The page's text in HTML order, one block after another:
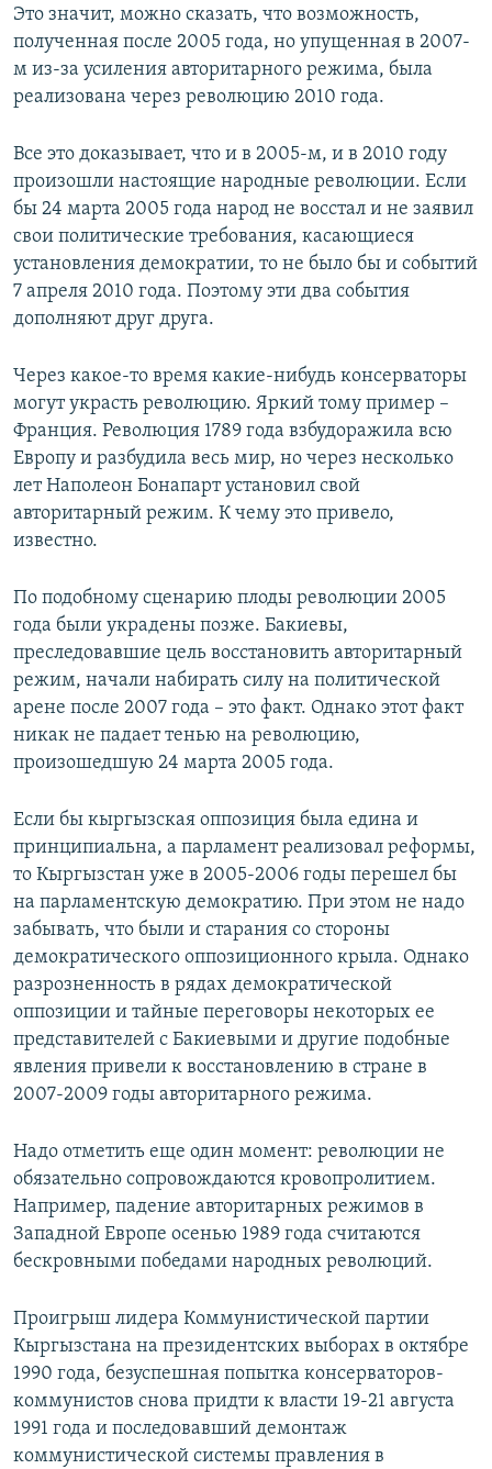
Это значит, можно сказать, что возможность,
полученная после 2005 года, но упущенная в 2007-
м из-за усиления авторитарного режима, была
реализована через революцию 2010 года.
Все это доказывает, что и в 2005-м, и в 2010 году
произошли настоящие народные революции. Если
бы 24 марта 2005 года народ не восстал и не заявил
свои политические требования, касающиеся
установления демократии, то не было бы и событий
7 апреля 2010 года. Поэтому эти два события
дополняют друг друга.
Через какое-то время какие-нибудь консерваторы
могут украсть революцию. Яркий тому пример –
Франция. Революция 1789 года взбудоражила всю
Европу и разбудила весь мир, но через несколько
лет Наполеон Бонапарт установил свой
авторитарный режим. К чему это привело,
известно.
По подобному сценарию плоды революции 2005
года были украдены позже. Бакиевы,
преследовавшие цель восстановить авторитарный
режим, начали набирать силу на политической
арене после 2007 года – это факт. Однако этот факт
никак не падает тенью на революцию,
произошедшую 24 марта 2005 года.
Если бы кыргызская оппозиция была едина и
принципиальна, а парламент реализовал реформы,
то Кыргызстан уже в 2005-2006 годы перешел бы
на парламентскую демократию. При этом не надо
забывать, что были и старания со стороны
демократического оппозиционного крыла. Однако
разрозненность в рядах демократической
оппозиции и тайные переговоры некоторых ее
представителей с Бакиевыми и другие подобные
явления привели к восстановлению в стране в
2007-2009 годы авторитарного режима.
Надо отметить еще один момент: революции не
обязательно сопровождаются кровопролитием.
Например, падение авторитарных режимов в
Западной Европе осенью 1989 года считаются
бескровными победами народных революций.
Проигрыш лидера Коммунистической партии
Кыргызстана на президентских выборах в октябре
1990 года, безуспешная попытка консерваторов-
коммунистов снова придти к власти 19-21 августа
1991 года и последовавший демонтаж
коммунистической системы правления в